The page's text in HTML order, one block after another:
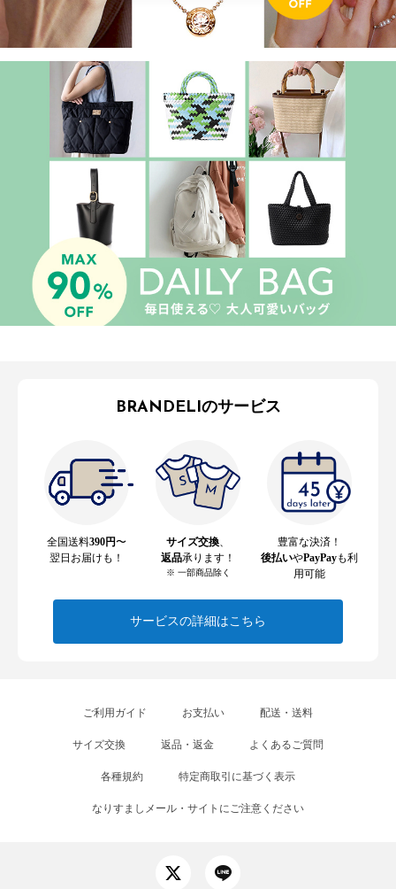
BRANDELIのサービス
全国送料390円〜
翌日お届けも！
サイズ交換
返品承ります！
※ 一部商品除く
豊富な決済！
後払いやPayPayも利
用可能
サービスの詳細はこちら
ご利用ガイド お支払い 配送・送料
サイズ交換 返品・返金 よくあるご質問
各種規約 特定商取引に基づく表示
なりすましメール・サイトにご注意ください